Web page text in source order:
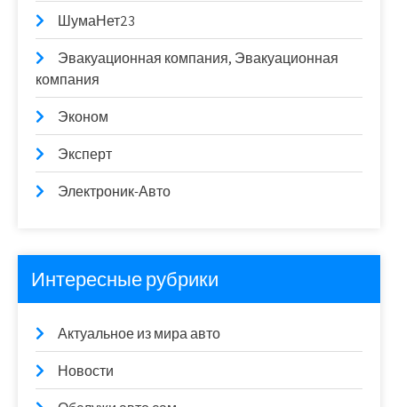
ШумаНет23
Эвакуационная компания, Эвакуационная
компания
Эконом
Эксперт
Электроник-Авто
Интересные рубрики
Актуальное из мира авто
Новости